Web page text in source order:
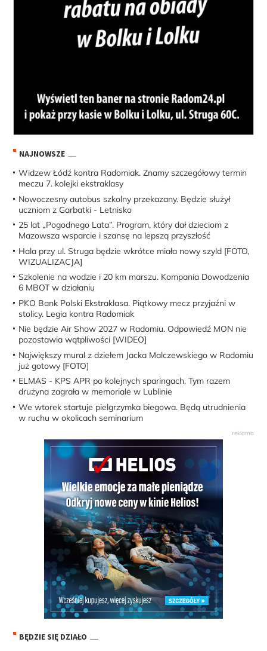
NAJNOWSZE
Widzew Łódź kontra Radomiak. Znamy szczegółowy termin
meczu 7. kolejki ekstraklasy
Nowoczesny autobus szkolny przekazany. Będzie służył
uczniom z Garbatki - Letnisko
25 lat „Pogodnego Lata”. Program, który dał dzieciom z
Mazowsza wsparcie i szansę na lepszą przyszłość
Hala przy ul. Struga będzie wkrótce miała nowy szyld [FOTO,
WIZUALIZACJA]
Szkolenie na wodzie i 20 km marszu. Kompania Dowodzenia
6 MBOT w działaniu
PKO Bank Polski Ekstraklasa. Piątkowy mecz przyjaźni w
stolicy. Legia kontra Radomiak
Nie będzie Air Show 2027 w Radomiu. Odpowiedź MON nie
pozostawia wątpliwości [WIDEO]
Największy mural z dziełem Jacka Malczewskiego w Radomiu
już gotowy [FOTO]
ELMAS - KPS APR po kolejnych sparingach. Tym razem
drużyna zagrała w memoriale w Lublinie
We wtorek startuje pielgrzymka biegowa. Będą utrudnienia
w ruchu w okolicach seminarium
BĘDZIE SIĘ DZIAŁO